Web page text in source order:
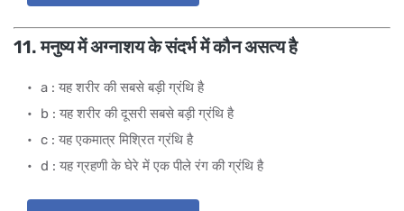
11. मनुष्य में अग्नाशय के संदर्भ में कौन असत्य है
a : यह शरीर की सबसे बड़ी ग्रंथि है
b : यह शरीर की दूसरी सबसे बड़ी ग्रंथि है
c : यह एकमात्र मिश्रित ग्रंथि है
d : यह ग्रहणी के घेरे में एक पीले रंग की ग्रंथि है